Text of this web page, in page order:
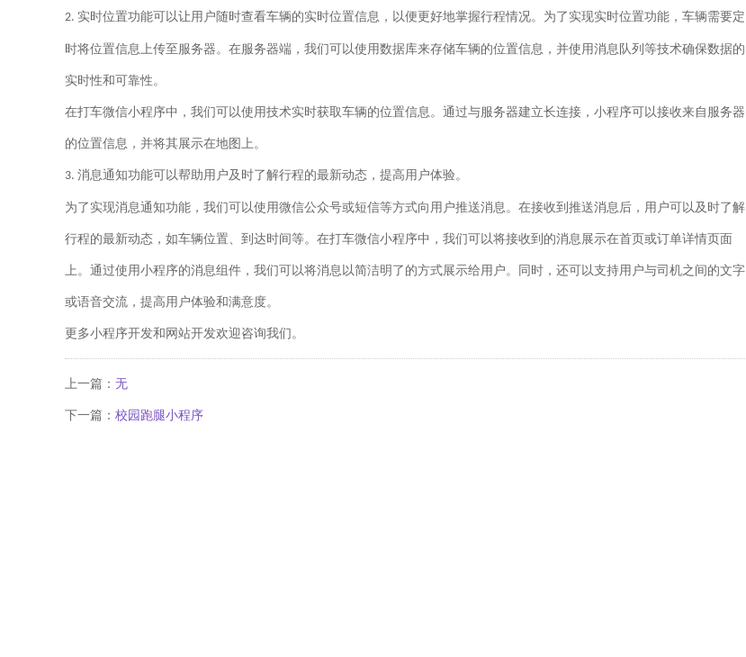
2. 实时位置功能可以让用户随时查看车辆的实时位置信息，以便更好地掌握行程情况。为了实现实时位置功能，车辆需要定
时将位置信息上传至服务器。在服务器端，我们可以使用数据库来存储车辆的位置信息，并使用消息队列等技术确保数据的
实时性和可靠性。
在打车微信小程序中，我们可以使用技术实时获取车辆的位置信息。通过与服务器建立长连接，小程序可以接收来自服务器
的位置信息，并将其展示在地图上。
3. 消息通知功能可以帮助用户及时了解行程的最新动态，提高用户体验。
为了实现消息通知功能，我们可以使用微信公众号或短信等方式向用户推送消息。在接收到推送消息后，用户可以及时了解
行程的最新动态，如车辆位置、到达时间等。 在打车微信小程序中，我们可以将接收到的消息展示在首页或订单详情页面
上。通过使用小程序的消息组件，我们可以将消息以简洁明了的方式展示给用户。同时，还可以支持用户与司机之间的文字
或语音交流，提高用户体验和满意度。
更多小程序开发和网站开发欢迎咨询我们。
上一篇： 无
下一篇： 校园跑腿小程序